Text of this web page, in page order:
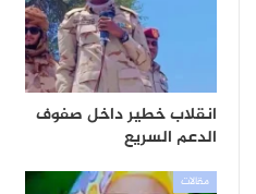
انقلاب خطير داخل صفوف
الدعم السريع
مقالات